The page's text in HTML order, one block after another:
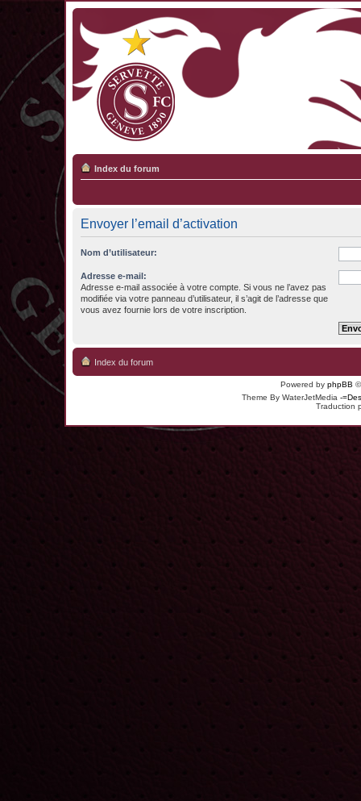
Index du forum
Envoyer l’email d’activation
Nom d’utilisateur:
Adresse e-mail:
Adresse e-mail associée à votre compte. Si vous ne l’avez pas
modifiée via votre panneau d’utilisateur, il s’agit de l’adresse que
vous avez fournie lors de votre inscription.
Index du forum
Powered by phpBB
Theme By WaterJetMedia -
Traduction